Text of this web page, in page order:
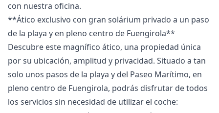
‌con ‌nuestra ‌oficina.
**Ático exclusivo con gran solárium privado a un paso
de la playa y en pleno centro de Fuengirola**
Descubre este magnífico ático, una propiedad única
por su ubicación, amplitud y privacidad. Situado a tan
solo unos pasos de la playa y del Paseo Marítimo, en
pleno centro de Fuengirola, podrás disfrutar de todos
los servicios sin necesidad de utilizar el coche: